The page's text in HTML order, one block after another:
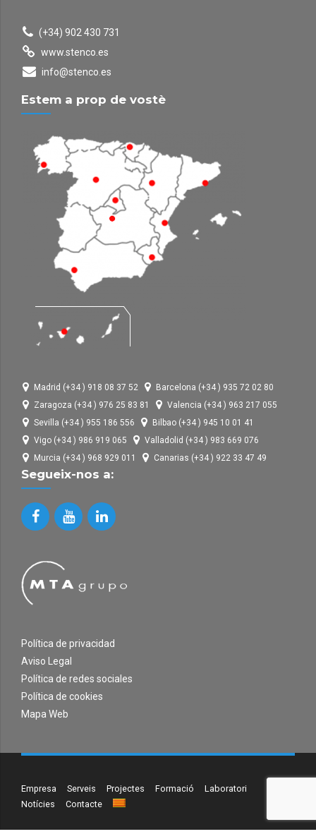
(+34) 902 430 731
www.stenco.es
info@stenco.es
Estem a prop de vostè
Madrid (+34 ) 918 08 37 52
Barcelona (+34 ) 935 72 02 80
Zaragoza (+34 ) 976 25 83 81
Valencia (+34 ) 963 217 055
Sevilla (+34 ) 955 186 556
Bilbao (+34 ) 945 10 01 41
Vigo (+34 ) 986 919 065
Valladolid (+34 ) 983 669 076
Murcia (+34 ) 968 929 011
Canarias (+34 ) 922 33 47 49
Segueix-nos a:
Política de privacidad
Aviso Legal
Política de redes sociales
Política de cookies
Mapa Web
Empresa Serveis Projectes Formació
Laboratori
Notícies
Contacte